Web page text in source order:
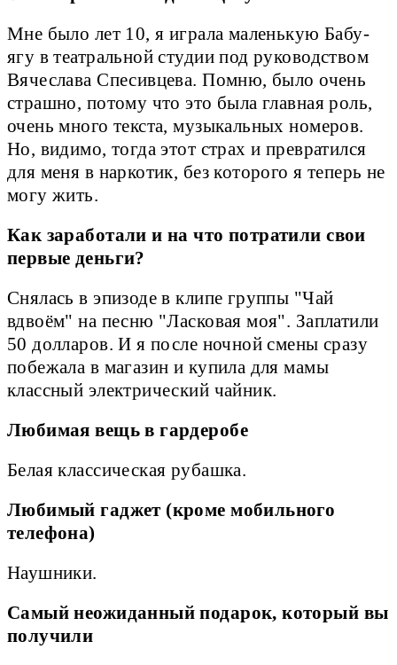
Мне было лет 10, я играла маленькую Бабу-
ягу в театральной студии под руководством
Вячеслава Спесивцева. Помню, было очень
страшно, потому что это была главная роль,
очень много текста, музыкальных номеров.
Но, видимо, тогда этот страх и превратился
для меня в наркотик, без которого я теперь не
могу жить.
Как заработали и на что потратили свои
первые деньги?
Снялась в эпизоде в клипе группы "Чай
вдвоём" на песню "Ласковая моя". Заплатили
50 долларов. И я после ночной смены сразу
побежала в магазин и купила для мамы
классный электрический чайник.
Любимая вещь в гардеробе
Белая классическая рубашка.
Любимый гаджет (кроме мобильного
телефона)
Наушники.
Самый неожиданный подарок, который вы
получили